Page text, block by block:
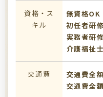
資格・ス
キル
無資格OK
初任者研修
実務者研修
介護福祉士
交通費
交通費全
交通費全